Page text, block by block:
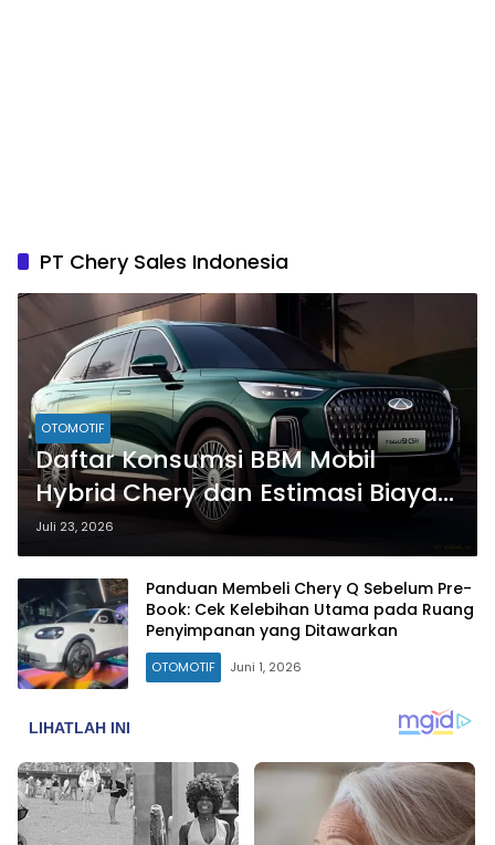
PT Chery Sales Indonesia
OTOMOTIF
Daftar Konsumsi BBM Mobil
Hybrid Chery dan Estimasi Biaya
Operasional per Kilometer
Juli 23, 2026
Panduan Membeli Chery Q Sebelum Pre-
Book: Cek Kelebihan Utama pada Ruang
Penyimpanan yang Ditawarkan
OTOMOTIF Juni 1, 2026